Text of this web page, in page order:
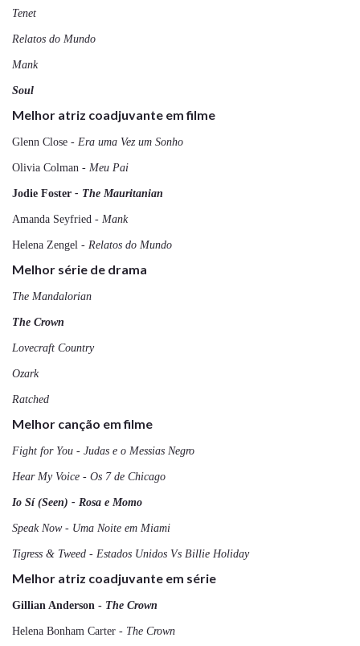
Tenet
Relatos do Mundo
Mank
Soul
Melhor atriz coadjuvante em filme
Glenn Close - Era uma Vez um Sonho
Olivia Colman - Meu Pai
Jodie Foster - The Mauritanian
Amanda Seyfried - Mank
Helena Zengel - Relatos do Mundo
Melhor série de drama
The Mandalorian
The Crown
Lovecraft Country
Ozark
Ratched
Melhor canção em filme
Fight for You - Judas e o Messias Negro
Hear My Voice - Os 7 de Chicago
Io Sí (Seen) - Rosa e Momo
Speak Now - Uma Noite em Miami
Tigress & Tweed - Estados Unidos Vs Billie Holiday
Melhor atriz coadjuvante em série
Gillian Anderson - The Crown
Helena Bonham Carter - The Crown